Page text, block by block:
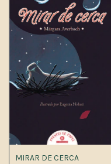
MIRAR DE CERCA